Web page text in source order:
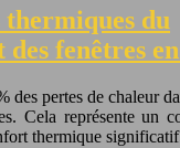
thermiques du
fenêtres
des pertes de chaleur
Cela représente un
thermique